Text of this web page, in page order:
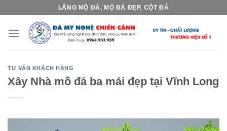
content
LĂNG MỘ ĐÁ, MỘ ĐÁ ĐẸP, CỘT ĐÁ
TƯ VẤN KHÁCH HÀNG
Xây Nhà mồ đá ba mái đẹp tại Vĩnh Long